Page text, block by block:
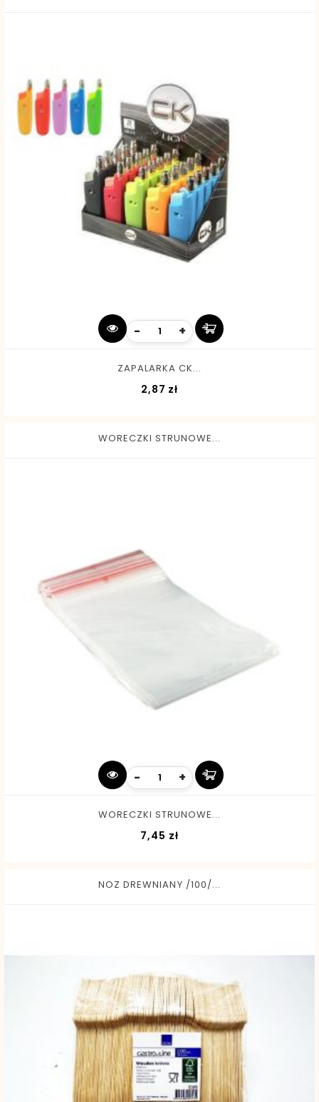
- +
ZAPALARKA CK...
2,87 zł
WORECZKI STRUNOWE...
- +
WORECZKI STRUNOWE...
7,45 złCena
NOZ DREWNIANY /100/...